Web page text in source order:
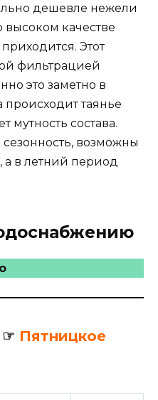
дешевле нежели
качестве
Этот
фильтрацией
это заметно в
таянье
мутность состава.
сезонность, возможны
а в летний период
☞ Пятницкое